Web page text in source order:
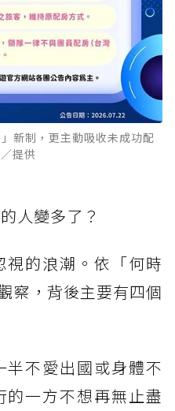
新制，更主動吸收未成功配
提供
人變多了？
的浪潮。依「何時
察，背後主要有四個
半不愛出國或身體不
的一方不想再無止盡